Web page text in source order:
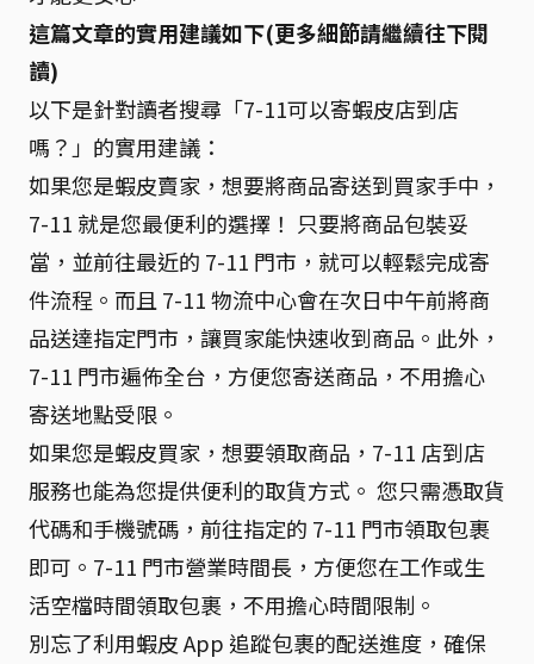
這篇文章的實用建議如下(更多細節請繼續往下閱
讀)
以下是針對讀者搜尋「7-11可以寄蝦皮店到店
嗎？」的實用建議：
如果您是蝦皮賣家，想要將商品寄送到買家手中，
7-11 就是您最便利的選擇！ 只要將商品包裝妥
當，並前往最近的 7-11 門市，就可以輕鬆完成寄
件流程。而且 7-11 物流中心會在次日中午前將商
品送達指定門市，讓買家能快速收到商品。此外，
7-11 門市遍佈全台，方便您寄送商品，不用擔心
寄送地點受限。
如果您是蝦皮買家，想要領取商品，7-11 店到店
服務也能為您提供便利的取貨方式。 您只需憑取貨
代碼和手機號碼，前往指定的 7-11 門市領取包裹
即可。7-11 門市營業時間長，方便您在工作或生
活空檔時間領取包裹，不用擔心時間限制。
別忘了利用蝦皮 App 追蹤包裹的配送進度，確保